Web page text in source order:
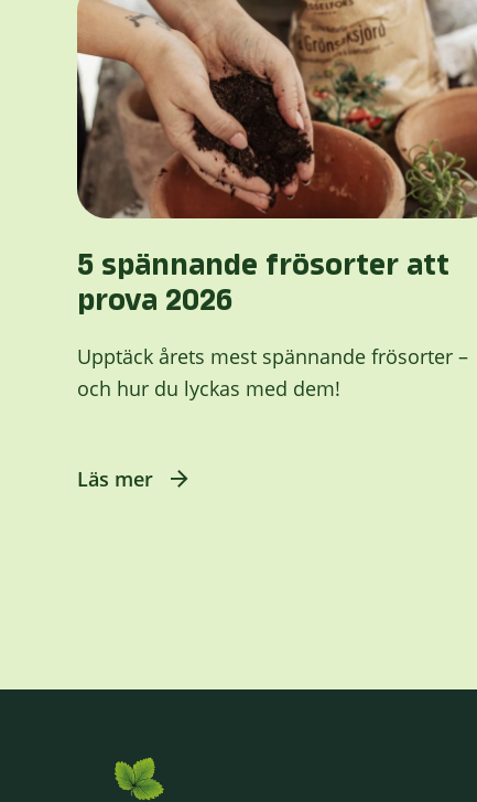
5 spännande frösorter att
prova 2026
Upptäck årets mest spännande frösorter –
och hur du lyckas med dem!
Läs mer